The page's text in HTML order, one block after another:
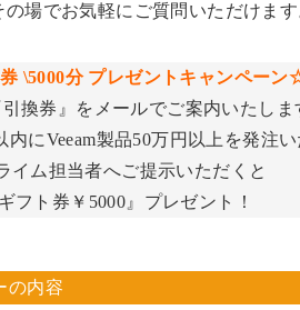
場でお気軽にご質問いただけます
\5000分 プレゼントキャンペーン
換券』をメールでご案内いたしま
にVeeam製品50万円以上を発注い
イム担当者へご提示いただくと
ギフト券￥5000』プレゼント！
の内容